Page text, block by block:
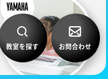
教室を探す お問合わせ